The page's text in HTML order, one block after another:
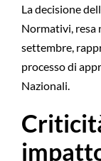
La decisione
Normativi, resa
settembre,
processo di
Nazionali.